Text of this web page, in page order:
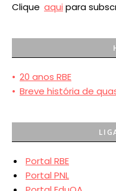
Clique aqui para
• 20 anos RBE
• Breve história de
Portal RBE
Portal PNL